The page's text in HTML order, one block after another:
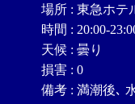
場所 : 東急ホテ
時間 : 20:00-
天候 : 曇り
損害 : 0
備考 : 満潮後､